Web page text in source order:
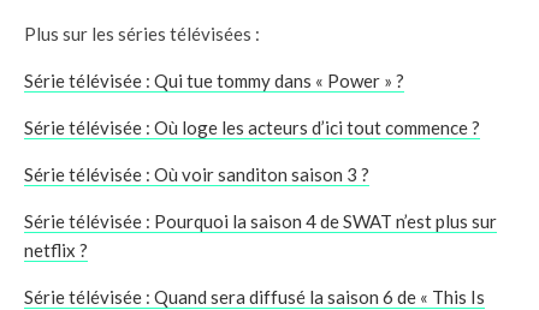
Plus sur les séries télévisées :
Série télévisée : Qui tue tommy dans « Power » ?
Série télévisée : Où loge les acteurs d’ici tout commence ?
Série télévisée : Où voir sanditon saison 3 ?
Série télévisée : Pourquoi la saison 4 de SWAT n’est plus sur
netflix ?
Série télévisée : Quand sera diffusé la saison 6 de « This Is